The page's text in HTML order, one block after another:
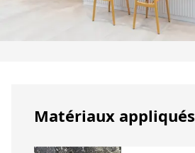
Matériaux appliqués